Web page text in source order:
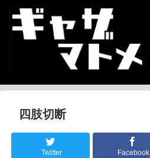
四肢切断
Twitter Facebook